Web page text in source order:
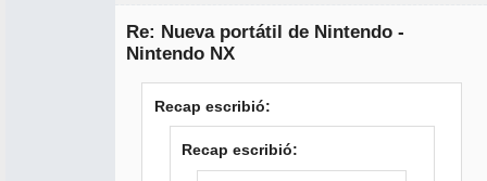
Re: Nueva portátil de Nintendo -
Nintendo NX
Recap escribió:
Recap escribió: